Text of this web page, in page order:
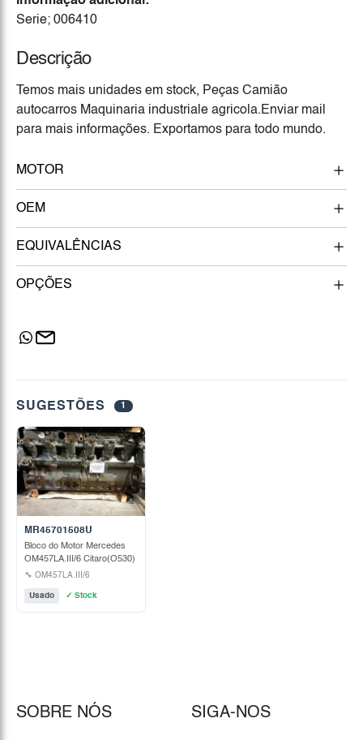
Serie; 006410
Descrição
Temos mais unidades em stock, Peças Camião
autocarros Maquinaria industriale agricola.Enviar mail
para mais informações. Exportamos para todo mundo.
MOTOR
OEM
EQUIVALÊNCIAS
OPÇÕES
SUGESTÕES 1
MR45701508U
Bloco do Motor Mercedes
OM457LA.III/6 Citaro(O530)
🔧 OM457LA.III/6
Usado ✓ Stock
SOBRE NÓS SIGA-NOS